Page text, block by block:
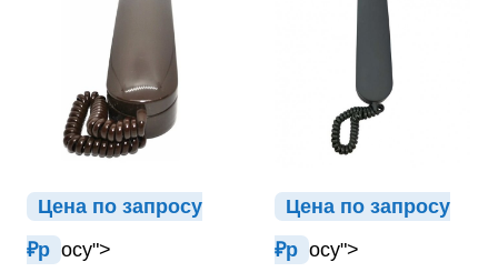
Цена по запросу
₽р осу">
Цена по запросу
₽р осу">